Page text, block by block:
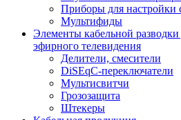
Приборы для настройки
Мультифиды
Элементы кабельной
эфирного телевидения
Делители, смесители
DiSEqC-переключатели
Мультисвитчи
Грозозащита
Штекеры